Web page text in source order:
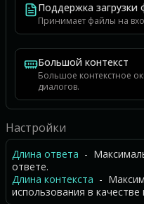
Поддержка загрузки
Принимает файлы на
Большой контекст
Большое контекстное
диалогов.
Настройки
Длина ответа -
ответе.
Длина контекста -
использования в